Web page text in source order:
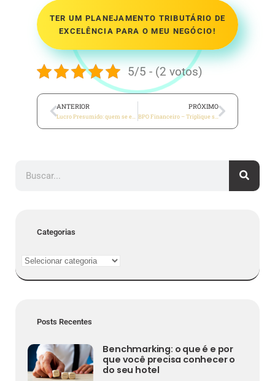
TER UM PLANEJAMENTO TRIBUTÁRIO DE
EXCELÊNCIA PARA O MEU NEGÓCIO!
5/5 - (2 votos)
ANTERIOR PRÓXIMO
Categorias
Posts Recentes
Benchmarking: o que é e por
que você precisa conhecer o
do seu hotel